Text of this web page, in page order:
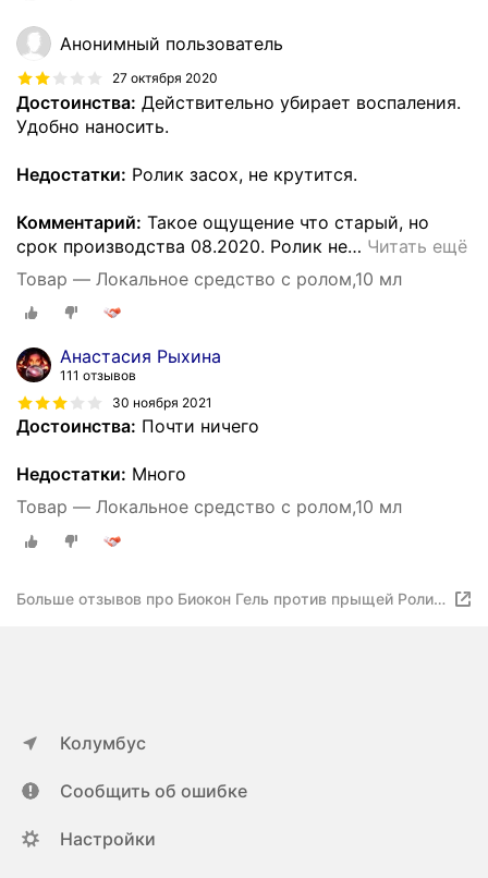
Анонимный пользователь
27 октября 2020
Достоинства: Действительно убирает воспаления.
Удобно наносить.
Недостатки: Ролик засох, не крутится.
Комментарий: Такое ощущение что старый, но
срок производства 08.2020. Ролик не… Читать ещё
Товар — Локальное средство с ролом,10 мл
Анастасия Рыхина
111 отзывов
30 ноября 2021
Достоинства: Почти ничего
Недостатки: Много
Товар — Локальное средство с ролом,10 мл
Больше отзывов про Биокон Гель против прыщей Ролик
Колумбус
Сообщить об ошибке
Настройки